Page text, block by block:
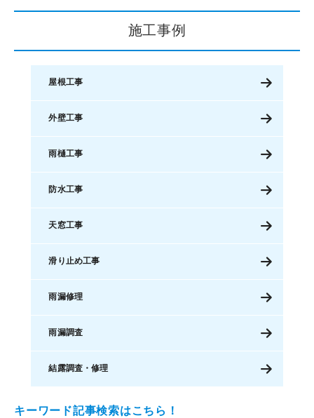
施工事例
屋根工事
外壁工事
雨樋工事
防水工事
天窓工事
滑り止め工事
雨漏修理
雨漏調査
結露調査・修理
キーワード記事検索はこちら！